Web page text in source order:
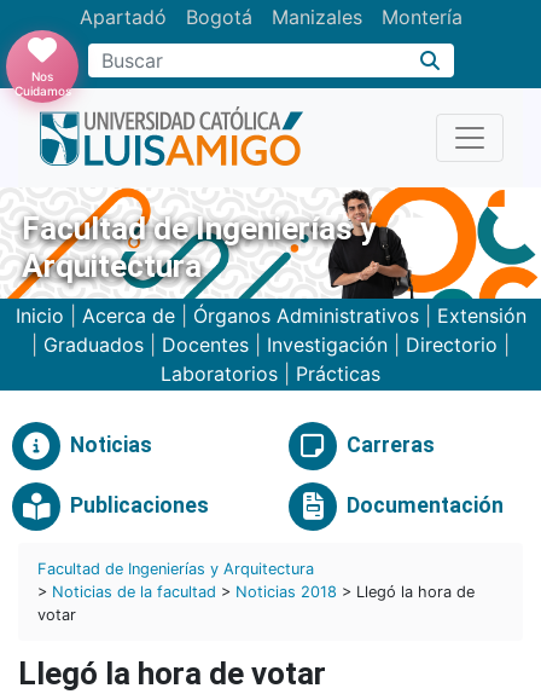
Apartadó Bogotá Manizales Montería
Buscar
Nos
Cuidamos
Facultad de Ingenierías y
Arquitectura
Inicio Acerca de| Órganos Administrativos| Extensión
Graduados Docentes Investigación Directorio
Laboratorios
Prácticas
Noticias Carreras
Publicaciones Documentación
Facultad de Ingenierías y Arquitectura
> Noticias de la facultad > Noticias 2018 > Llegó la hora de
votar
Llegó la hora de votar